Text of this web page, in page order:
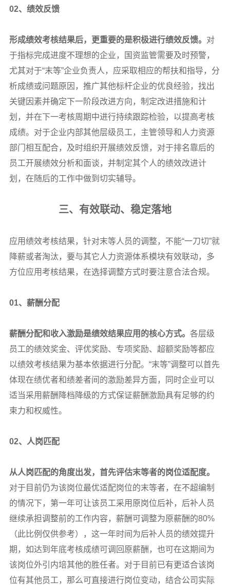
02、绩效反馈
形成绩效考核结果后，更重要的是积极进行绩效反馈。 对
于指标完成进度不理想的企业，国资监管需要及时预警，
尤其对于“末等”企业负责人，应采取相应的帮扶和指导，分
析成绩或问题原因，推广其他标杆企业的优良经验，找出
关键因素并确定下一阶段改进方向，制定改进措施和计
划，并在下一考核周期中进行持续跟踪检验，以提高考核
成绩。对于企业内部其他层级员工，主管领导和人力资源
部门相互配合，及时组织开展绩效反馈，对于排名靠后的
员工开展绩效分析和面谈，并制定其个人的绩效改进计
划，在随后的工作中做到切实辅导。
三、有效联动、稳定落地
应用绩效考核结果，针对末等人员的调整，不能“一刀切”就
降薪或者淘汰，要与其它人力资源体系模块有效联动，多
方位应用考核结果，在选择调整方式时要注意合法合规。
01、薪酬分配
薪酬分配和收入激励是绩效结果应用的核心方式。 各层级
员工的绩效奖金、评优奖励、专项奖励、超额奖励等都应
以绩效考核结果为基本依据进行分配。“末等”调整可以首先
体现在绩优者和绩差者间的激励差异方面，同时企业可以
适当采用薪酬降档降级的方式保证薪酬激励具有足够的约
束力和权威性。
02、人岗匹配
从人岗匹配的角度出发，首先评估末等者的岗位适配度。
对于目前仍为该岗位最优适配岗位的末等者，在不超编制
的情况下，第一年可让该员工采用原岗位后补，后补人员
继续承担调整前的工作内容，薪酬可调整为原薪酬的80%
（此比例仅供参考），这一年时间为后补人员的绩效提升
期，如达到年底考核成绩可调回原薪酬，也可在这期间为
该岗位外引内培其他的胜任者。对于目前已有更适合该岗
位有其他员工，那么可直接进行岗位变动，结合公司实际